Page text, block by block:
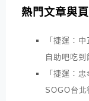
熱門文章與頁
「捷運：
自助吧吃到
「捷運：
SOGO台北